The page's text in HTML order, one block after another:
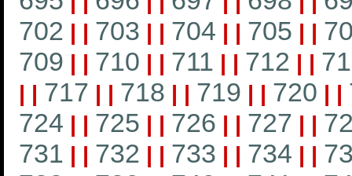
702 | | 703 | | 704 | | 705 | |
709 | | 710 | | 711 | | 712 | |
| | 717 | | 718 | | 719 | | 720 | |
724 | | 725 | | 726 | | 727 | |
731 | | 732 | | 733 | | 734 | |